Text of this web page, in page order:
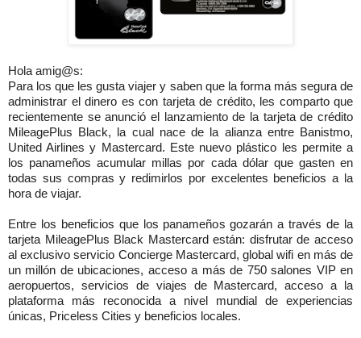
Hola amig@s:
Para los que les gusta viajer y saben que la forma más segura de
administrar el dinero es con tarjeta de crédito, les comparto que
recientemente se anunció el lanzamiento de la tarjeta de crédito
MileagePlus Black, la cual nace de la alianza entre Banistmo,
United Airlines y Mastercard. Este nuevo plástico les permite a
los panameños acumular millas por cada dólar que gasten en
todas sus compras y redimirlos por excelentes beneficios a la
hora de viajar.
Entre los beneficios que los panameños gozarán a través de la
tarjeta MileagePlus Black Mastercard están: disfrutar de acceso
al exclusivo servicio Concierge Mastercard, global wifi en más de
un millón de ubicaciones, acceso a más de 750 salones VIP en
aeropuertos, servicios de viajes de Mastercard, acceso a la
plataforma más reconocida a nivel mundial de experiencias
únicas, Priceless Cities y beneficios locales.